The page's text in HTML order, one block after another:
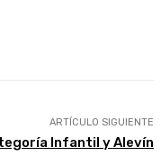
ARTÍCULO SIGUIENTE
Infantil y Alevín